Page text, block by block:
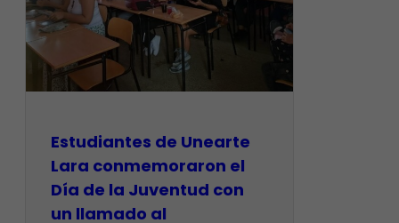
Estudiantes de Unearte
Lara conmemoraron el
Día de la Juventud con
un llamado al